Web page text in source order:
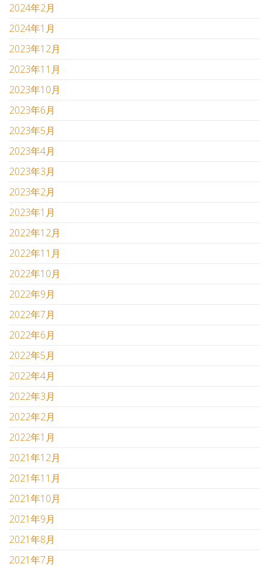
2024年2月
2024年1月
2023年12月
2023年11月
2023年10月
2023年6月
2023年5月
2023年4月
2023年3月
2023年2月
2023年1月
2022年12月
2022年11月
2022年10月
2022年9月
2022年7月
2022年6月
2022年5月
2022年4月
2022年3月
2022年2月
2022年1月
2021年12月
2021年11月
2021年10月
2021年9月
2021年8月
2021年7月